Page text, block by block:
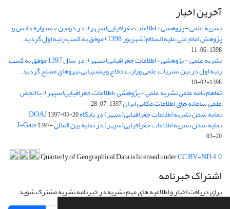
آخرین اخبار
نشریه علمی - پژوهشی « اطلاعات جغرافیایی(سپهر)» در دومین جشنواره دانش و
پژوهش امام علی علیه السلام(شهریور 1398) موفق به کسب رتبه اول گردید.
1398-06-11
نشریه علمی - پژوهشی « اطلاعات جغرافیایی(سپهر)» در سال 1397 موفق به کسب
رتبه اول در بین نشریات علمی وزارت دفاع و پشتیبانی نیروهای مسلح گردید.
1398-02-18
تفاهم نامه علمی نشریه علمی - پژوهشی «اطلاعات جغرافیایی(سپهر)» با انجمن
علمی سامانه های اطلاعات مکانی ایران1397-07-28
نمایه شدن نشریه اطلاعات جغرافیایی(سپهر) در پایگاه DOAJ1397-05-20
نمایه شدن نشریه اطلاعات جغرافیایی(سپهر) در نمایه بین المللی J-Gate1397-
03-20
Quarterly of Geographical Data is licensed underCC BY-ND 4.0
اشتراک خبرنامه
برای دریافت اخبار و اطلاعیه های مهم نشریه در خبرنامه نشریه مشترک شوید.